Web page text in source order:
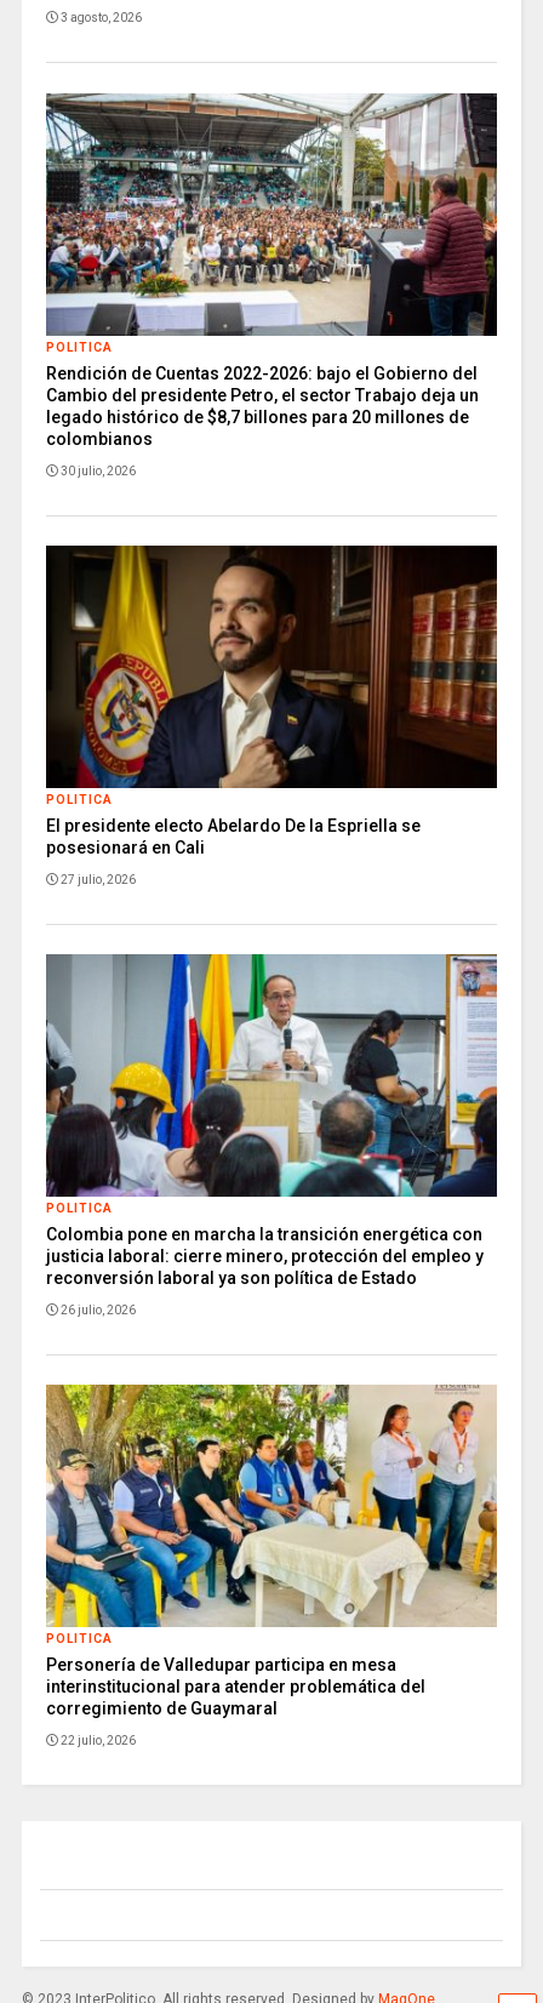
3 agosto, 2026
POLITICA
Rendición de Cuentas 2022-2026: bajo el Gobierno del
Cambio del presidente Petro, el sector Trabajo deja un
legado histórico de $8,7 billones para 20 millones de
colombianos
30 julio, 2026
POLITICA
El presidente electo Abelardo De la Espriella se
posesionará en Cali
27 julio, 2026
POLITICA
Colombia pone en marcha la transición energética con
justicia laboral: cierre minero, protección del empleo y
reconversión laboral ya son política de Estado
26 julio, 2026
POLITICA
Personería de Valledupar participa en mesa
interinstitucional para atender problemática del
corregimiento de Guaymaral
22 julio, 2026
© 2023 InterPolitico. All rights reserved. Designed by MagOne